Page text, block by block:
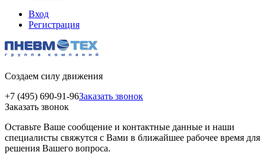
Вход
Регистрация
Создаем силу движения
+7 (495) 690-91-96Заказать звонок
Заказать звонок
Оставьте Ваше сообщение и контактные данные и наши
специалисты свяжутся с Вами в ближайшее рабочее время для
решения Вашего вопроса.